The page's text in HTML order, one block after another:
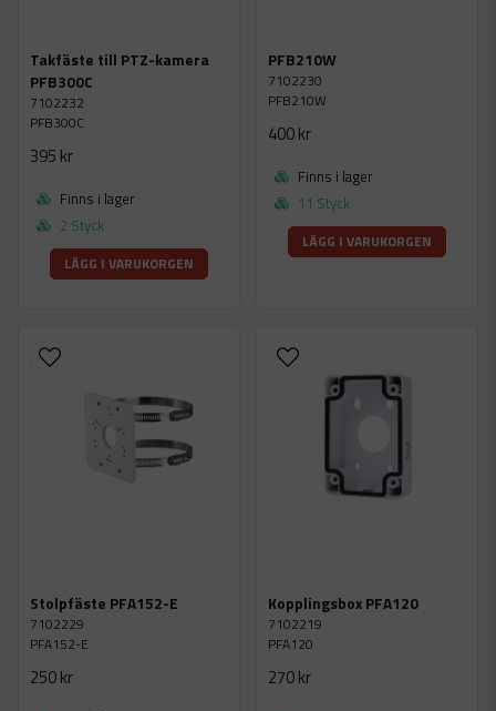
Takfäste till PTZ-kamera
PFB300C
7102232
PFB300C
395 kr
Finns i lager
2 Styck
LÄGG I VARUKORGEN
PFB210W
7102230
PFB210W
400 kr
Finns i lager
11 Styck
LÄGG I VARUKORGEN
Stolpfäste PFA152-E
7102229
PFA152-E
250 kr
Kopplingsbox PFA120
7102219
PFA120
270 kr